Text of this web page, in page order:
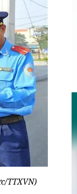
TTXVN)